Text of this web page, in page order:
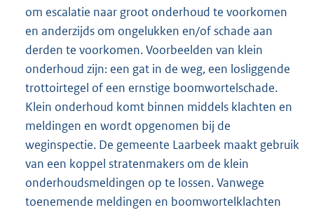
om escalatie naar groot onderhoud te voorkomen
en anderzijds om ongelukken en/of schade aan
derden te voorkomen. Voorbeelden van klein
onderhoud zijn: een gat in de weg, een losliggende
trottoirtegel of een ernstige boomwortelschade.
Klein onderhoud komt binnen middels klachten en
meldingen en wordt opgenomen bij de
weginspectie. De gemeente Laarbeek maakt gebruik
van een koppel stratenmakers om de klein
onderhoudsmeldingen op te lossen. Vanwege
toenemende meldingen en boomwortelklachten